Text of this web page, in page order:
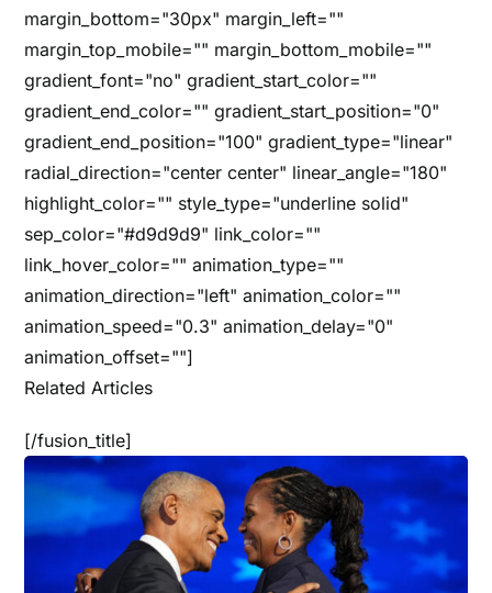
margin_bottom="30px" margin_left=""
margin_top_mobile="" margin_bottom_mobile=""
gradient_font="no" gradient_start_color=""
gradient_end_color="" gradient_start_position="0"
gradient_end_position="100" gradient_type="linear"
radial_direction="center center" linear_angle="180"
highlight_color="" style_type="underline solid"
sep_color="#d9d9d9" link_color=""
link_hover_color="" animation_type=""
animation_direction="left" animation_color=""
animation_speed="0.3" animation_delay="0"
animation_offset=""]
Related Articles
[/fusion_title]